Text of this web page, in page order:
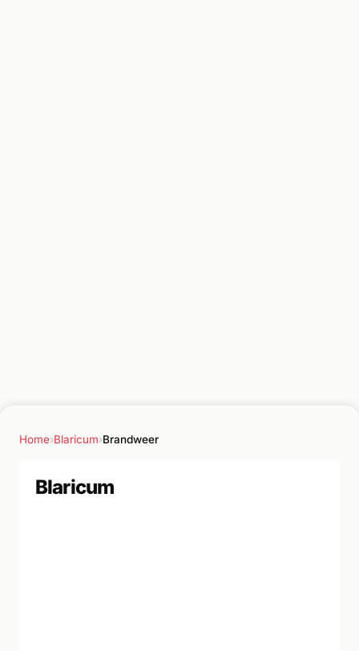
Home›Blaricum›Brandweer
Blaricum